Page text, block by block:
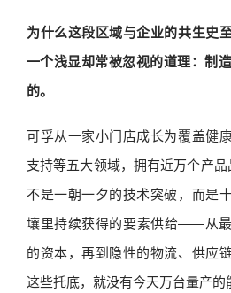
为什么这段区域与企业的共生史
一个浅显却常被忽视的道理：制
的。
可孚从一家小门店成长为覆盖健
支持等五大领域，拥有近万个产品
不是一朝一夕的技术突破，而是
壤里持续获得的要素供给——从
的资本，再到隐性的物流、供应
这些托底，就没有今天万台量产的